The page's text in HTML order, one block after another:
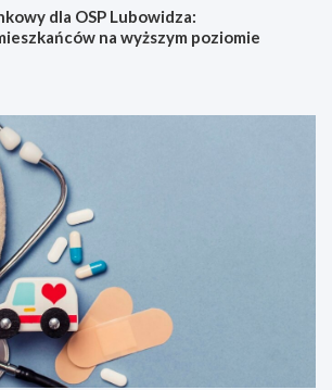
dla OSP Lubowidza:
na wyższym poziomie